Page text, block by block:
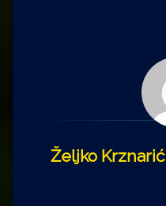
Željko Krznarić